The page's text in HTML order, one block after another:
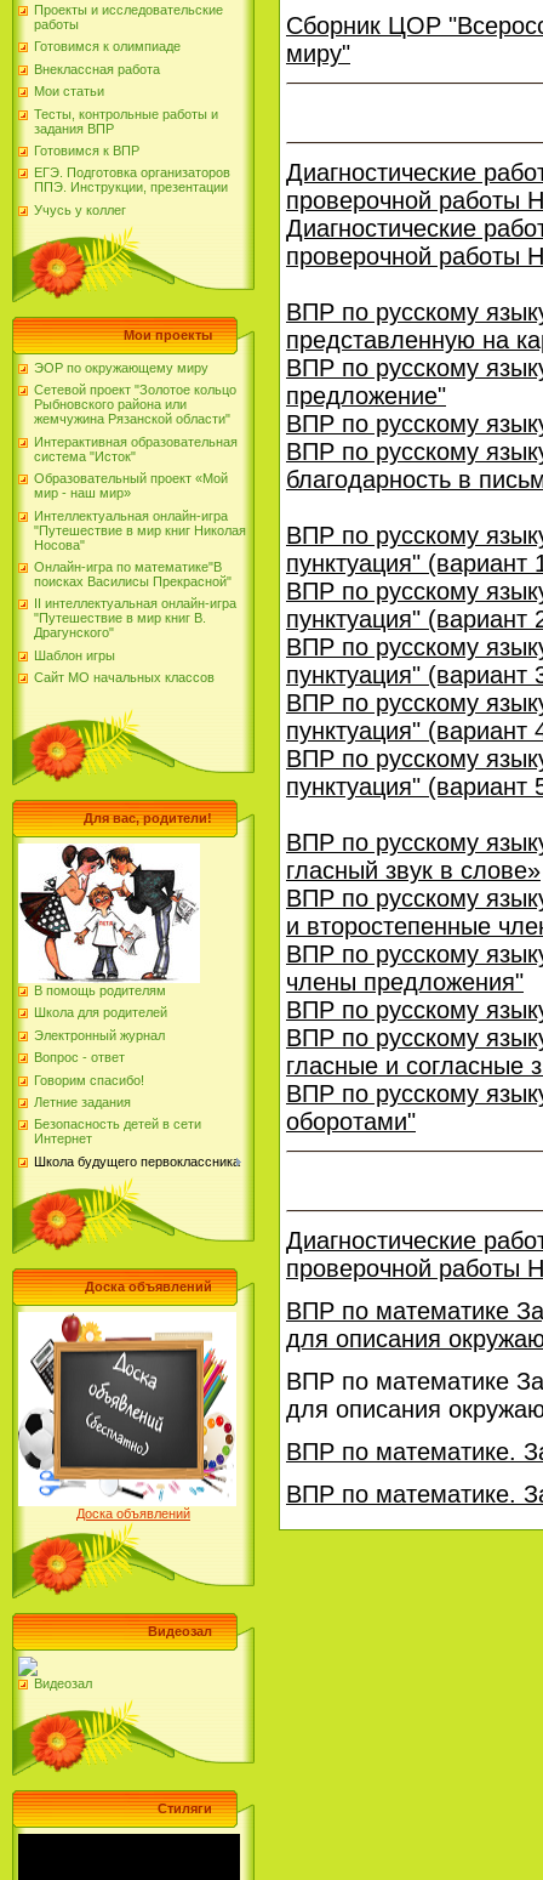
Проекты и исследовательские
работы
Готовимся к олимпиаде
Внеклассная работа
Мои статьи
Тесты, контрольные работы и
задания ВПР
Готовимся к ВПР
ЕГЭ. Подготовка организаторов
ППЭ. Инструкции, презентации
Учусь у коллег
Мои проекты
ЭОР по окружающему миру
Сетевой проект "Золотое кольцо
Рыбновского района или
жемчужина Рязанской области"
Интерактивная образовательная
система "Исток"
Образовательный проект «Мой
мир - наш мир»
Интеллектуальная онлайн-игра
"Путешествие в мир книг Николая
Носова"
Онлайн-игра по математике"В
поисках Василисы Прекрасной"
II интеллектуальная онлайн-игра
"Путешествие в мир книг В.
Драгунского"
Шаблон игры
Сайт МО начальных классов
Для вас, родители!
В помощь родителям
Школа для родителей
Электронный журнал
Вопрос - ответ
Говорим спасибо!
Летние задания
Безопасность детей в сети
Интернет
Школа будущего первоклассника
Доска объявлений
Доска объявлений
Видеозал
Видеозал
Стиляги
Сборник ЦОР
миру"
Диагностические
проверочной работы
Диагностические
проверочной работы
ВПР по русскому
представленную на
ВПР по русскому
предложение"
ВПР по русскому
ВПР по русскому
благодарность в
ВПР по русскому
пунктуация" (вариант
ВПР по русскому
пунктуация" (вариант
ВПР по русскому
пунктуация" (вариант
ВПР по русскому
пунктуация" (вариант
ВПР по русскому
пунктуация" (вариант
ВПР по русскому
гласный звук в слове»
ВПР по русскому
и второстепенные
ВПР по русскому
члены предложения"
ВПР по русскому
ВПР по русскому
гласные и согласные
ВПР по русскому
оборотами"
Диагностические
проверочной работы
ВПР по математике
для описания
ВПР по математике
для описания
ВПР по математике.
ВПР по математике.